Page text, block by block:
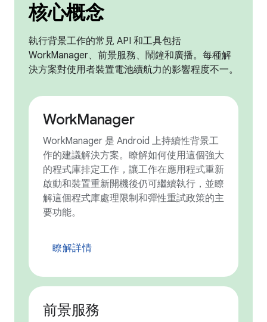
核心概念
執行背景工作的常見 API 和工具包括
WorkManager、前景服務、鬧鐘和廣播。每種解
決方案對使用者裝置電池續航力的影響程度不一。
WorkManager
WorkManager 是 Android 上持續性背景工
作的建議解決方案。瞭解如何使用這個強大
的程式庫排定工作，讓工作在應用程式重新
啟動和裝置重新開機後仍可繼續執行，並瞭
解這個程式庫處理限制和彈性重試政策的主
要功能。
瞭解詳情
前景服務